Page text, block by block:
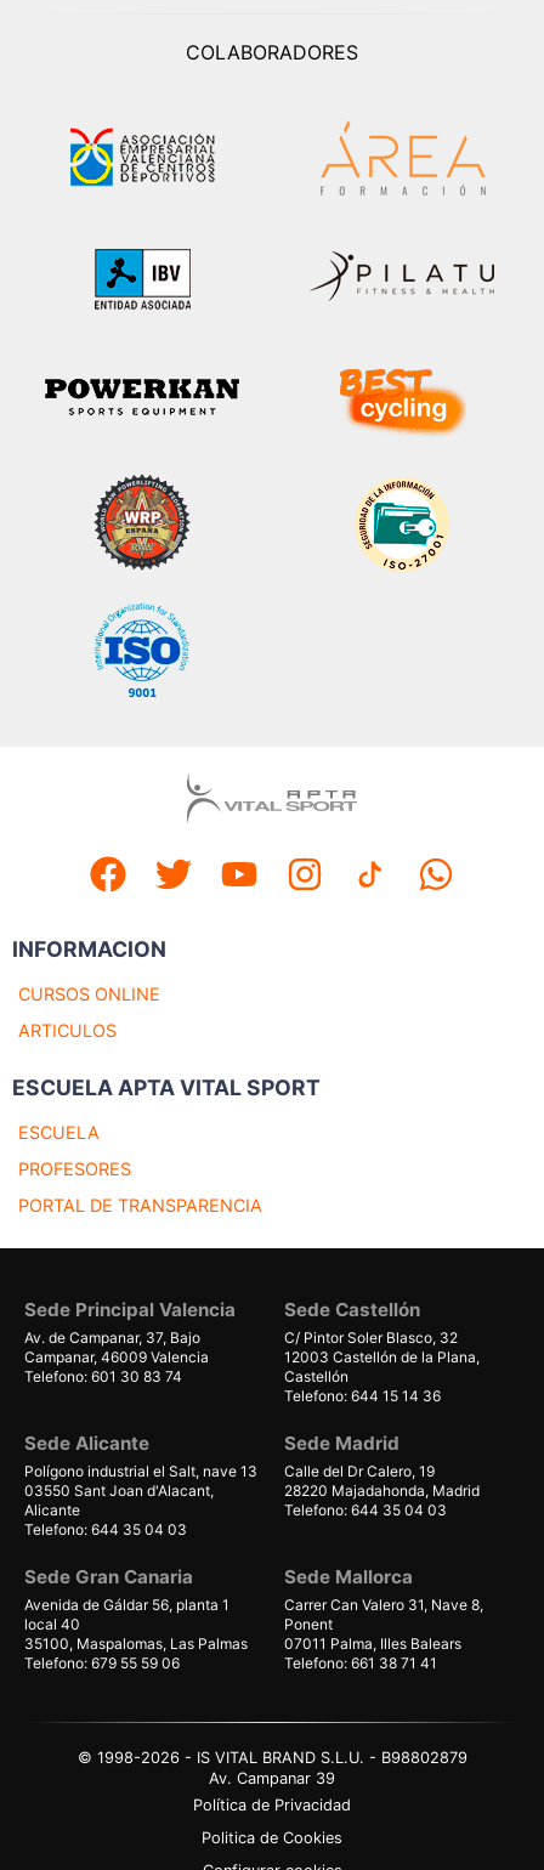
COLABORADORES
INFORMACION
CURSOS ONLINE
ARTICULOS
ESCUELA APTA VITAL SPORT
ESCUELA
PROFESORES
PORTAL DE TRANSPARENCIA
Sede Principal Valencia
Av. de Campanar, 37, Bajo
Campanar, 46009 Valencia
Telefono: 601 30 83 74
Sede Castellón
C/ Pintor Soler Blasco, 32
12003 Castellón de la Plana,
Castellón
Telefono: 644 15 14 36
Sede Alicante
Polígono industrial el Salt, nave 13
03550 Sant Joan d'Alacant,
Alicante
Telefono: 644 35 04 03
Sede Madrid
Calle del Dr Calero, 19
28220 Majadahonda, Madrid
Telefono: 644 35 04 03
Sede Gran Canaria
Avenida de Gáldar 56, planta 1
local 40
35100, Maspalomas, Las Palmas
Telefono: 679 55 59 06
Sede Mallorca
Carrer Can Valero 31, Nave 8,
Ponent
07011 Palma, Illes Balears
Telefono: 661 38 71 41
© 1998-2026 - IS VITAL BRAND S.L.U. - B98802879
Av. Campanar 39
Política de Privacidad
Politica de Cookies